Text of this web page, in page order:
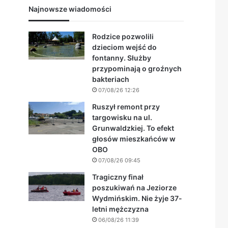
Najnowsze wiadomości
Rodzice pozwolili
dzieciom wejść do
fontanny. Służby
przypominają o groźnych
bakteriach
07/08/26 12:26
Ruszył remont przy
targowisku na ul.
Grunwaldzkiej. To efekt
głosów mieszkańców w
OBO
07/08/26 09:45
Tragiczny finał
poszukiwań na Jeziorze
Wydmińskim. Nie żyje 37-
letni mężczyzna
06/08/26 11:39